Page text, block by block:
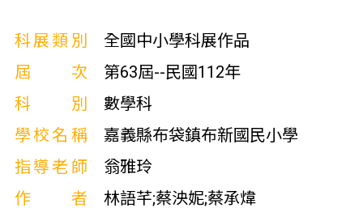
科展類別
全國中小學科展作品
屆次
第63屆--民國112年
科別
數學科
學校名稱
嘉義縣布袋鎮布新國民小學
指導老師
翁雅玲
作者
林語芊;蔡泱妮;蔡承煒